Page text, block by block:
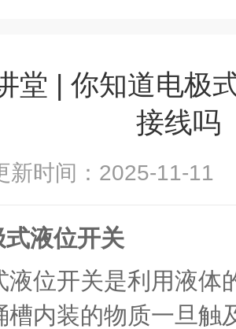
堂 | 你知道电极
接线吗
新时间：2025-11-
式液位开关
液位开关是利用液体
槽内装的物质一旦触